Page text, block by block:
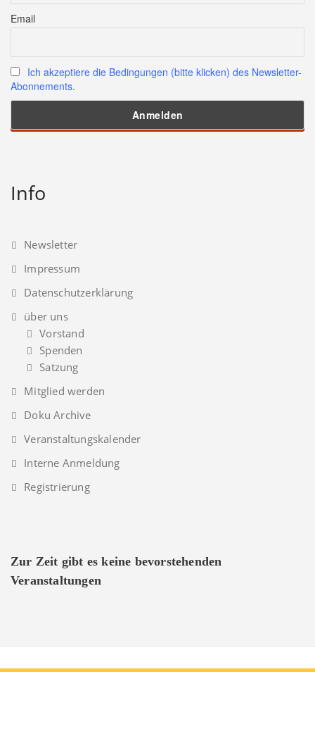
Email
Ich akzeptiere die Bedingungen (bitte klicken) des Newsletter-
Abonnements.
Info
Newsletter
Impressum
Datenschutzerklärung
über uns
Vorstand
Spenden
Satzung
Mitglied werden
Doku Archive
Veranstaltungskalender
Interne Anmeldung
Registrierung
Zur Zeit gibt es keine bevorstehenden
Veranstaltungen